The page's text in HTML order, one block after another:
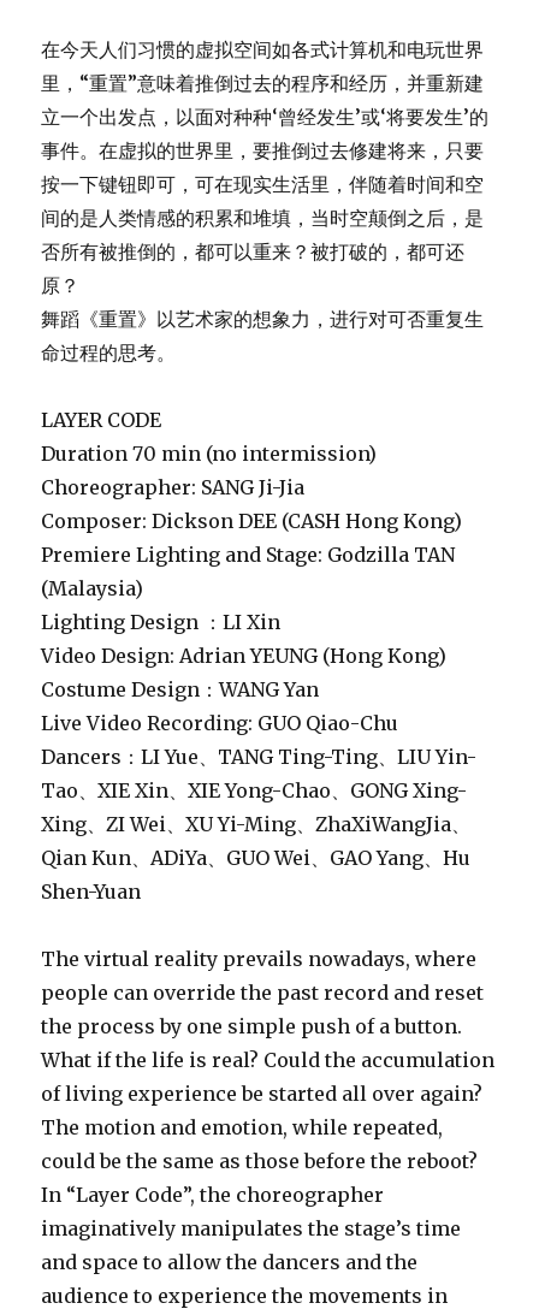
在今天人们习惯的虚拟空间如各式计算机和电玩世界
里，“重置”意味着推倒过去的程序和经历，并重新建
立一个出发点，以面对种种‘曾经发生’或‘将要发生’的
事件。在虚拟的世界里，要推倒过去修建将来，只要
按一下键钮即可，可在现实生活里，伴随着时间和空
间的是人类情感的积累和堆填，当时空颠倒之后，是
否所有被推倒的，都可以重来？被打破的，都可还
原？
舞蹈《重置》以艺术家的想象力，进行对可否重复生
命过程的思考。
LAYER CODE
Duration 70 min (no intermission)
Choreographer: SANG Ji-Jia
Composer: Dickson DEE (CASH Hong Kong)
Premiere Lighting and Stage: Godzilla TAN
(Malaysia)
Lighting Design ：LI Xin
Video Design: Adrian YEUNG (Hong Kong)
Costume Design：WANG Yan
Live Video Recording: GUO Qiao-Chu
Dancers：LI Yue、TANG Ting-Ting、LIU Yin-
Tao、XIE Xin、XIE Yong-Chao、GONG Xing-
Xing、ZI Wei、XU Yi-Ming、ZhaXiWangJia、
Qian Kun、ADiYa、GUO Wei、GAO Yang、Hu
Shen-Yuan
The virtual reality prevails nowadays, where
people can override the past record and reset
the process by one simple push of a button.
What if the life is real? Could the accumulation
of living experience be started all over again?
The motion and emotion, while repeated,
could be the same as those before the reboot?
In “Layer Code”, the choreographer
imaginatively manipulates the stage’s time
and space to allow the dancers and the
audience to experience the movements in